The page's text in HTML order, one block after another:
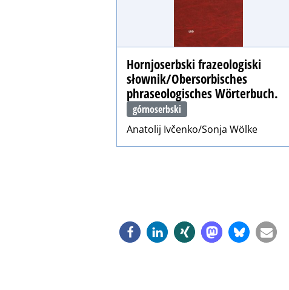
Hornjoserbski frazeologiski
słownik/Obersorbisches
phraseologisches Wörterbuch.
górnoserbski
Anatolij Ivčenko/Sonja Wölke